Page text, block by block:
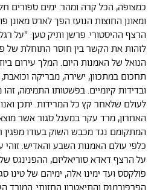
כמצופה, הכל קרה ומהר. ימים ספורים
ומאונן החוצות הנועז הפך לארס מאונן
הרצף ההיסטורי. פרשן ותיק טען: "על
לזהות את הקשר בין חוסר התוחלת של
הנואל של האמנות היום. המלך עירום
תחכום במתכוון, ישירה, מבריקה
ובדידות קיומיים. בפשטותו התמימה,
לעולם שלאחר קץ כל המרידות. יתכן
האחרון, מרד עקר במעגל סגור אשר
המתקומם נגד מכבש השוק בעודו מפגין
כלפי עולם האמנות השבע והאדיש. זוהי
על הרצף דאדא סוריאליזם, ההפנינגס
פולקסס ועד ימינו אלה, ימיהם של טינו